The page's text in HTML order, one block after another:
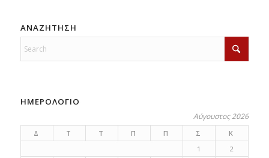
ΑΝΑΖΗΤΗΣΗ
ΗΜΕΡΟΛΟΓΙΟ
Αύγουστος 2026
Δ Τ Τ Π Π Σ
Κ
1
2